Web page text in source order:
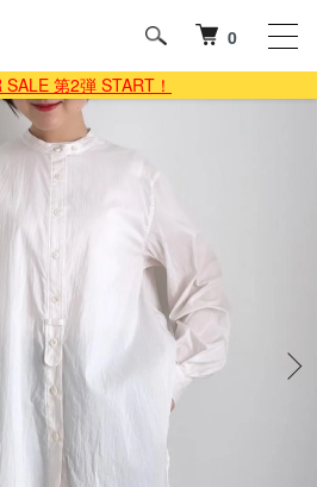
0
第2弾 START！